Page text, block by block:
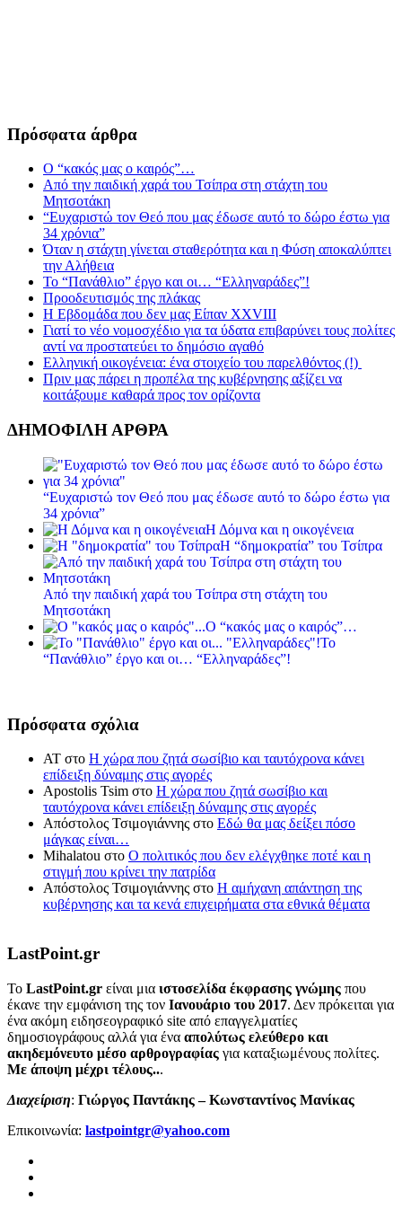
Πρόσφατα άρθρα
Ο “κακός μας ο καιρός”…
Από την παιδική χαρά του Τσίπρα στη στάχτη του
Μητσοτάκη
“Ευχαριστώ τον Θεό που μας έδωσε αυτό το δώρο έστω για
34 χρόνια”
Όταν η στάχτη γίνεται σταθερότητα και η Φύση αποκαλύπτει
την Αλήθεια
Το “Πανάθλιο” έργο και οι… “Ελληναράδες”!
Προοδευτισμός της πλάκας
Η Εβδομάδα που δεν μας Είπαν XXVIII
Γιατί το νέο νομοσχέδιο για τα ύδατα επιβαρύνει τους πολίτες
αντί να προστατεύει το δημόσιο αγαθό
Ελληνική οικογένεια: ένα στοιχείο του παρελθόντος (!)
Πριν μας πάρει η προπέλα της κυβέρνησης αξίζει να
κοιτάξουμε καθαρά προς τον ορίζοντα
ΔΗΜΟΦΙΛΗ ΑΡΘΡΑ
“Ευχαριστώ τον Θεό που μας έδωσε αυτό το δώρο έστω για
34 χρόνια”
Η Δόμνα και η οικογένεια
Η “δημοκρατία” του Τσίπρα
Από την παιδική χαρά του Τσίπρα στη στάχτη του
Μητσοτάκη
Ο “κακός μας ο καιρός”…
Το
“Πανάθλιο” έργο και οι… “Ελληναράδες”!
Πρόσφατα σχόλια
ΑΤ στο Η χώρα που ζητά σωσίβιο και ταυτόχρονα κάνει
επίδειξη δύναμης στις αγορές
Apostolis Tsim στο Η χώρα που ζητά σωσίβιο και
ταυτόχρονα κάνει επίδειξη δύναμης στις αγορές
Απόστολος Τσιμογιάννης στο Εδώ θα μας δείξει πόσο
μάγκας είναι…
Mihalatou στο Ο πολιτικός που δεν ελέγχθηκε ποτέ και η
στιγμή που κρίνει την πατρίδα
Απόστολος Τσιμογιάννης στο Η αμήχανη απάντηση της
κυβέρνησης και τα κενά επιχειρήματα στα εθνικά θέματα
LastPoint.gr
To LastPoint.gr είναι μια ιστοσελίδα έκφρασης γνώμης που
έκανε την εμφάνιση της τον Ιανουάριο του 2017. Δεν πρόκειται για
ένα ακόμη ειδησεογραφικό site από επαγγελματίες
δημοσιογράφους αλλά για ένα απολύτως ελεύθερο και
ακηδεμόνευτο μέσο αρθρογραφίας για καταξιωμένους πολίτες.
Με άποψη μέχρι τέλους...
Διαχείριση: Γιώργος Παντάκης – Κωνσταντίνος Μανίκας
Επικοινωνία: lastpointgr@yahoo.com